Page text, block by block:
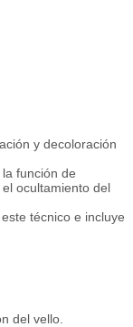
y decoloración
función de
ocultamiento del
técnico e incluye
del vello.